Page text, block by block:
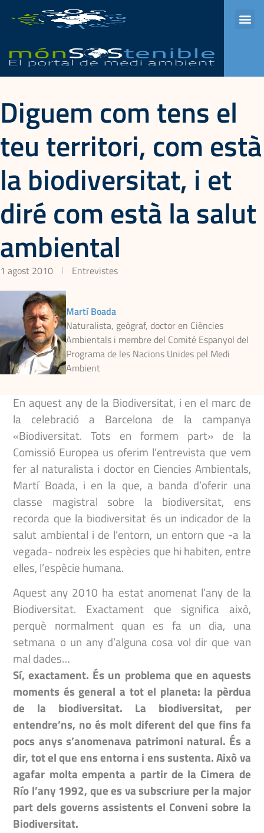
Diguem com tens el
teu territori, com està
la biodiversitat, i et
diré com està la salut
ambiental
1 agost 2010 Entrevistes
Martí Boada
Naturalista, geògraf, doctor en Ciències
Ambientals i membre del Comité Espanyol del
Programa de les Nacions Unides pel Medi
Ambient
En aquest any de la Biodiversitat, i en el marc de
la celebració a Barcelona de la campanya
«Biodiversitat. Tots en formem part» de la
Comissió Europea us oferim l’entrevista que vem
fer al naturalista i doctor en Ciencies Ambientals,
Martí Boada, i en la que, a banda d’oferir una
classe magistral sobre la biodiversitat, ens
recorda que la biodiversitat és un indicador de la
salut ambiental i de l’entorn, un entorn que -a la
vegada- nodreix les espècies que hi habiten, entre
elles, l’espècie humana.
Aquest any 2010 ha estat anomenat l’any de la
Biodiversitat. Exactament que significa això,
perquè normalment quan es fa un dia, una
setmana o un any d’alguna cosa vol dir que van
mal dades…
Sí, exactament. És un problema que en aquests
moments és general a tot el planeta: la pèrdua
de la biodiversitat. La biodiversitat, per
entendre’ns, no és molt diferent del que fins fa
pocs anys s’anomenava patrimoni natural. És a
dir, tot el que ens entorna i ens sustenta. Això va
agafar molta empenta a partir de la Cimera de
Río l’any 1992, que es va subscriure per la major
part dels governs assistents el Conveni sobre la
Biodiversitat.